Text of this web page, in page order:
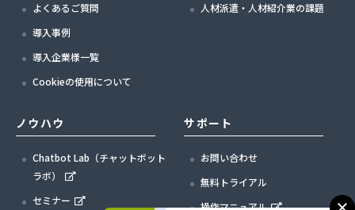
よくあるご質問
導入事例
導入企業様一覧
Cookieの使用について
人材派遣・人材紹介業の課題
ノウハウ
Chatbot Lab（チャットボット
ラボ）
セミナー
サポート
お問い合わせ
無料トライアル
操作マニュアル